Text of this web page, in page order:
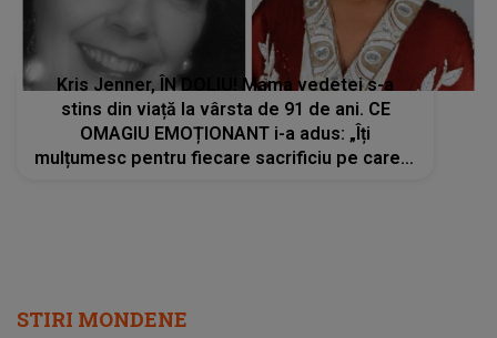
Kris Jenner, ÎN DOLIU! Mama vedetei s-a
stins din viață la vârsta de 91 de ani. CE
OMAGIU EMOȚIONANT i-a adus: „Îți
mulțumesc pentru fiecare sacrificiu pe care l-
STIRI MONDENE